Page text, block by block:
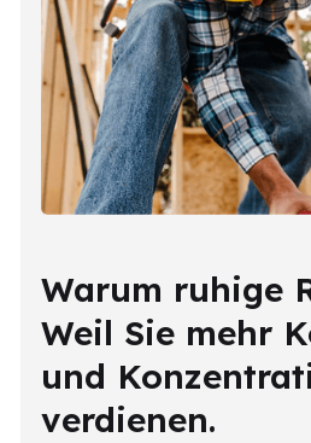
Warum ruhige
Weil Sie mehr
und
verdienen.